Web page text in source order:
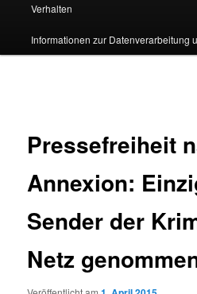
Verhalten
Informationen zur Datenverarbeitung
Pressefreiheit
Annexion:
Sender der
Netz